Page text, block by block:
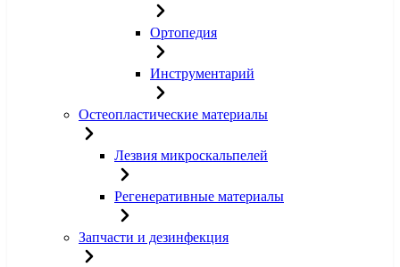
Ортопедия
Инструментарий
Остеопластические материалы
Лезвия микроскальпелей
Регенеративные материалы
Запчасти и дезинфекция